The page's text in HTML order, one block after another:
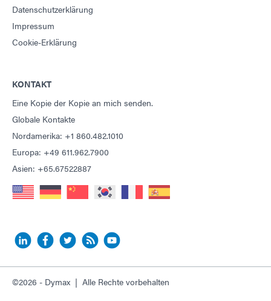
Datenschutzerklärung
Impressum
Cookie-Erklärung
KONTAKT
Eine Kopie der Kopie an mich senden.
Globale Kontakte
Nordamerika: +1 860.482.1010
Europa: +49 611.962.7900
Asien: +65.67522887
©2026 - Dymax | Alle Rechte vorbehalten